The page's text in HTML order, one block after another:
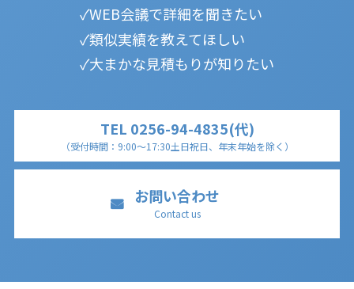
WEB会議で詳細を聞きたい
類似実績を教えてほしい
大まかな見積もりが知りたい
TEL 0256-94-4835(代)
（受付時間：9:00～17:30土日祝日、年末年始を除く ）
お問い合わせ
Contact us